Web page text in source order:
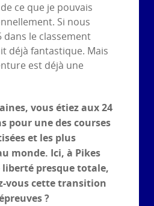
ce que je pouvais
Si nous
dans le classement
déjà fantastique. Mais
est déjà une
vous étiez aux 24
pour une des courses
et les plus
monde. Ici, à Pikes
liberté presque totale,
vous cette transition
?